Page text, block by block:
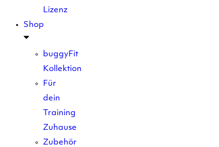
Lizenz
Shop
buggyFit
Kollektion
Für
dein
Training
Zuhause
Zubehör